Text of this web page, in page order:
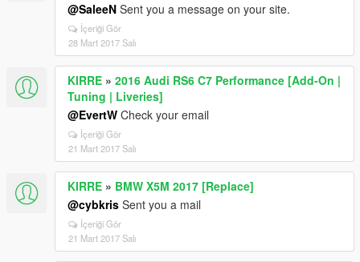
@SaleeN Sent you a message on your site.
İçeriği Gör
28 Mart 2017 Salı
KIRRE » 2016 Audi RS6 C7 Performance [Add-On |
Tuning | Liveries]
@EvertW Check your email
İçeriği Gör
21 Mart 2017 Salı
KIRRE » BMW X5M 2017 [Replace]
@cybkris Sent you a mail
İçeriği Gör
21 Mart 2017 Salı